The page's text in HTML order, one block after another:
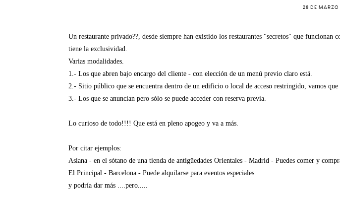
28 DE
Un restaurante privado??, desde siempre han existido los restaurantes "secretos" que
tiene la exclusividad.
Varias modalidades.
1.- Los que abren bajo encargo del cliente - con elección de un menú previo claro está.
2.- Sitio público que se encuentra dentro de un edificio o local de acceso restringido, vamos
3.- Los que se anuncian pero sólo se puede acceder con reserva previa.
Lo curioso de todo!!!! Que está en pleno apogeo y va a más.
Por citar ejemplos:
Asiana - en el sótano de una tienda de antigüedades Orientales - Madrid - Puedes comer y
El Principal - Barcelona - Puede alquilarse para eventos especiales
y podría dar más ....pero.....